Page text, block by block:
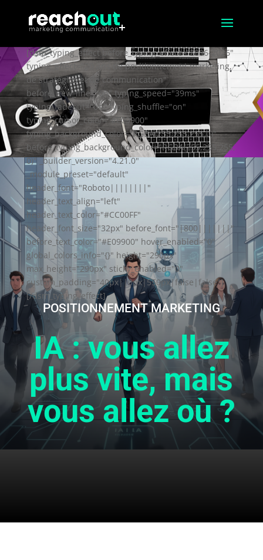
[dsm_typing_effect before_typing_effect="2006-2026"
typing_effect="20 ans de positionnement marketing,
de stratégies et de communication"
before_new_line="on" typing_speed="39ms"
typing_fadeout="on" typing_shuffle="on"
typing_cursor_color="#E09900"
typing_background_color="RGBA(255,255,255,0)"
before_typing_background_color="RGBA(255,255,255,
0)" _builder_version="4.21.0"
_module_preset="default"
header_font="Roboto||||||||"
header_text_align="left"
header_text_color="#CC00FF"
header_font_size="32px" before_font="|800|||||||"
before_text_color="#E09900" hover_enabled="0"
global_colors_info="{}" height="290px"
max_height="290px" sticky_enabled="0"
custom_padding="40px||0px|550px|false|false"]
[/dsm_typing_effect]
POSITIONNEMENT MARKETING
IA : vous allez
plus vite, mais
vous allez où ?